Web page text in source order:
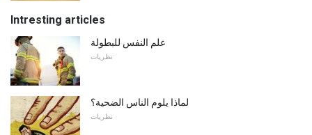
Intresting articles
علم النفس للبطولة
نظريات
لماذا يلوم الناس الضحية؟
نظريات